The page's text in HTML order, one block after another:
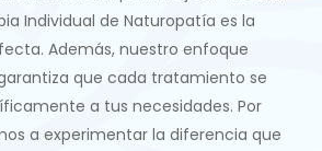
Individual de Naturopatía es la
Además, nuestro enfoque
que cada tratamiento se
a tus necesidades. Por
a experimentar la diferencia que